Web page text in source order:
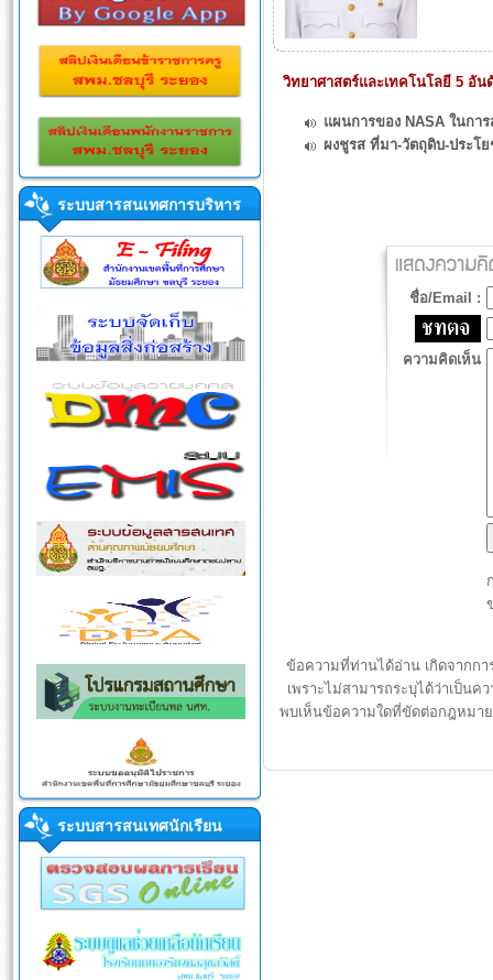
ระบบสารสนเทศการบริหาร
ระบบสารสนเทศนักเรียน
วิทยาศาสตร์และเทคโนโลยี 5 อัน
แผนการของ NASA ในกา
ผงชูรส ที่มา-วัตถุดิบ-ประโ
ชื่อ/Email :
ความคิดเห็น
ข้อความที่ท่านได้อ่าน เกิดจากก
เพราะไม่สามารถระบุได้ว่าเป็น
พบเห็นข้อความใดที่ขัดต่อกฎหมา